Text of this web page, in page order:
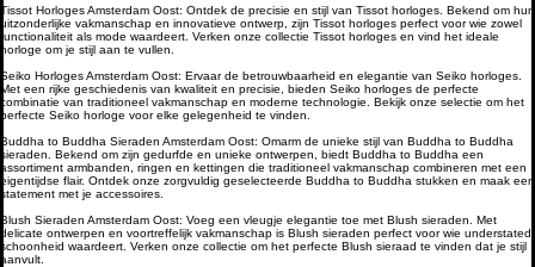
Prijs
€ 649,00
Prijs
€ 649,00
Prijs
€ 749,00
Prijs
€ 349,00
Prijs
€ 449,00
Prijs
€ 649,00
Prijs
€ 449,00
Prijs
€ 599,00
Prijs
€ 899,00
Prijs
€ 649,00
Prijs
€ 699,00
Prijs
€ 849,00
Prijs
€ 1.049,00
Prijs
€ 549,00
Prijs
€ 799,00
Tissot Horloges Amsterdam Oost: Ontdek de precisie en stijl van Tissot horloges. Bekend om hun
uitzonderlijke vakmanschap en innovatieve ontwerp, zijn Tissot horloges perfect voor wie zowel
functionaliteit als mode waardeert. Verken onze collectie Tissot horloges en vind het ideale
horloge om je stijl aan te vullen.
Seiko Horloges Amsterdam Oost: Ervaar de betrouwbaarheid en elegantie van Seiko horloges.
Met een rijke geschiedenis van kwaliteit en precisie, bieden Seiko horloges de perfecte
combinatie van traditioneel vakmanschap en moderne technologie. Bekijk onze selectie om het
perfecte Seiko horloge voor elke gelegenheid te vinden.
Buddha to Buddha Sieraden Amsterdam Oost: Omarm de unieke stijl van Buddha to Buddha
sieraden. Bekend om zijn gedurfde en unieke ontwerpen, biedt Buddha to Buddha een
assortiment armbanden, ringen en kettingen die traditioneel vakmanschap combineren met een
eigentijdse flair. Ontdek onze zorgvuldig geselecteerde Buddha to Buddha stukken en maak een
statement met je accessoires.
Blush Sieraden Amsterdam Oost: Voeg een vleugje elegantie toe met Blush sieraden. Met
delicate ontwerpen en voortreffelijk vakmanschap is Blush sieraden perfect voor wie understated
schoonheid waardeert. Verken onze collectie om het perfecte Blush sieraad te vinden dat je stijl
aanvult.